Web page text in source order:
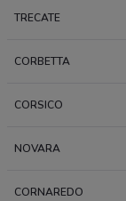
TRECATE
CORBETTA
CORSICO
NOVARA
CORNAREDO